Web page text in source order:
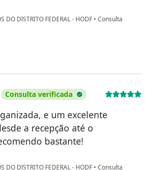
DO DlSTRITO FEDERAL - HODF • Consulta
MARIO NELSON DUARTE
Consulta verificada
e um excelente
a recepção até o
bastante!
DO DlSTRITO FEDERAL - HODF • Consulta